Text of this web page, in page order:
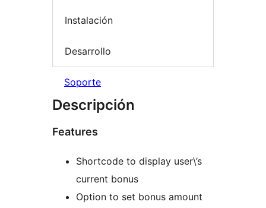
Instalación
Desarrollo
Soporte
Descripción
Features
Shortcode to display user\’s
current bonus
Option to set bonus amount